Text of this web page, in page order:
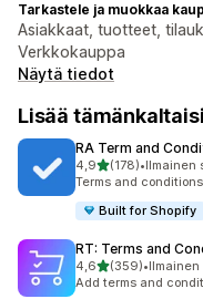
Tarkastele ja muokkaa
Asiakkaat, tuotteet,
Verkkokauppa
Näytä tiedot
Lisää
RA Term and
4,9/ 5 tähteä
(178)
178 arvostelua
•Ilmainen
Terms and
Built for Shopify
RT: Terms and
4,6/ 5 tähteä
(359)
359 arvostelua
•Ilmainen
Add terms and